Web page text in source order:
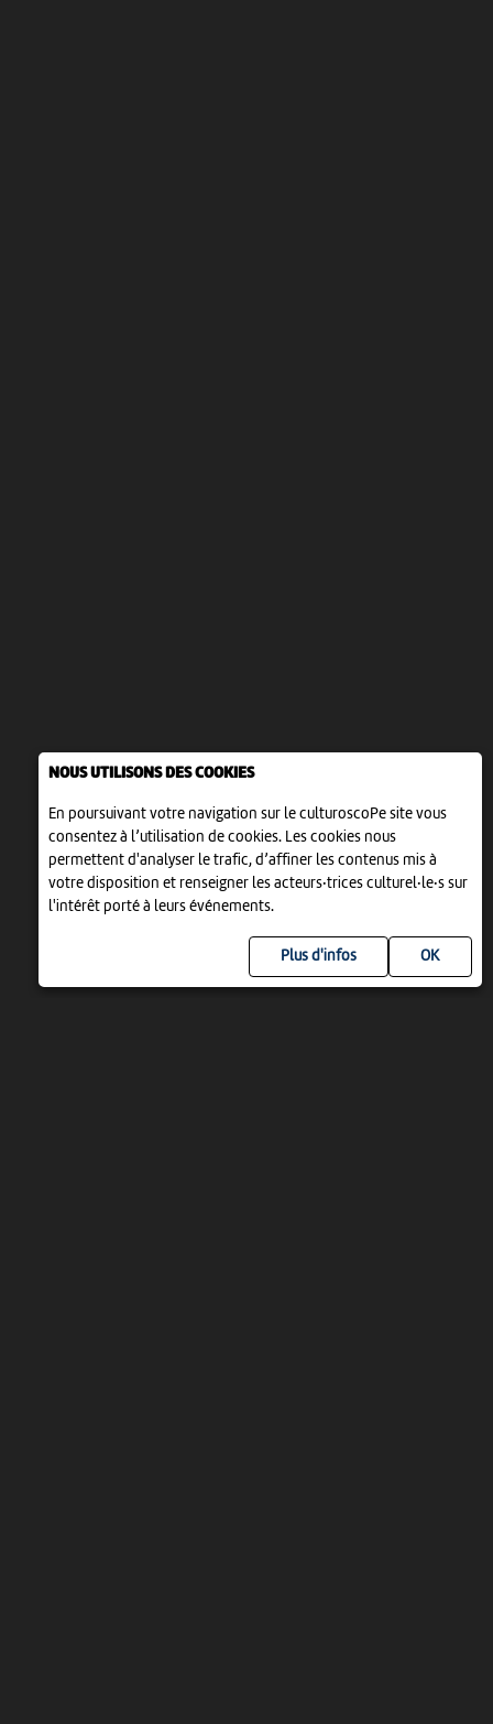
NOUS UTILISONS DES COOKIES
En poursuivant votre navigation sur le culturoscoPe site vous
consentez à l’utilisation de cookies. Les cookies nous
permettent d'analyser le trafic, d’affiner les contenus mis à
votre disposition et renseigner les acteurs·trices culturel·le·s sur
l'intérêt porté à leurs événements.
Plus d'infos